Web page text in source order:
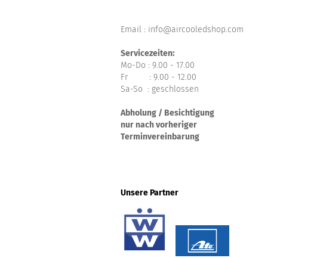
Email : info@aircooledshop.com
Servicezeiten:
Mo-Do : 9.00 - 17.00
Fr : 9.00 - 12.00
Sa-So : geschlossen
Abholung / Besichtigung
nur nach vorheriger
Terminvereinbarung
Unsere Partner